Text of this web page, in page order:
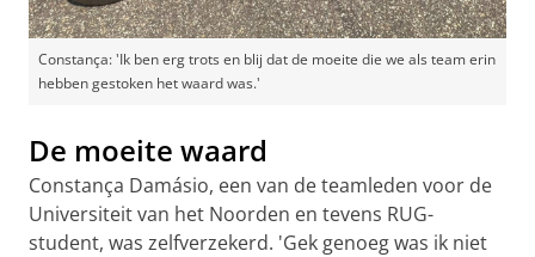
Constança: 'Ik ben erg trots en blij dat de moeite die we als team erin
hebben gestoken het waard was.'
De moeite waard
Constança Damásio, een van de teamleden voor de
Universiteit van het Noorden en tevens RUG-
student, was zelfverzekerd. 'Gek genoeg was ik niet